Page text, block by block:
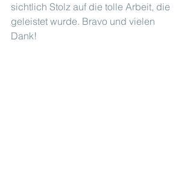
sichtlich Stolz auf die tolle Arbeit, die
geleistet wurde. Bravo und vielen
Dank!